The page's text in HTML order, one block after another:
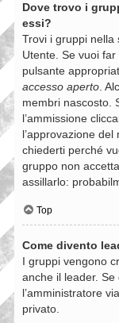
Dove trovo i
essi?
Trovi i gruppi nella
Utente. Se vuoi
pulsante
accesso aperto.
membri nascosto.
l’ammissione
l’approvazione
chiederti perché
gruppo non
assillarlo:
Top
Come divento
I gruppi vengono
anche il leader.
l’amministratore
privato.